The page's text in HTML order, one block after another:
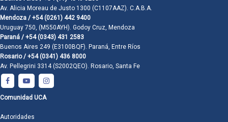
Av. Alicia Moreau de Justo 1300 (C1107AAZ). C.A.B.A.
Mendoza / +54 (0261) 442 9400
Uruguay 750, (M550AYH). Godoy Cruz, Mendoza
Paraná / +54 (0343) 431 2583
Buenos Aires 249 (E3100BQF). Paraná, Entre Ríos
Rosario / +54 (0341) 436 8000
Av. Pellegrini 3314 (S2002QEO). Rosario, Santa Fe
Comunidad UCA
Autoridades